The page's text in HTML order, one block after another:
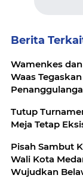
Berita
Wamenkes
Waas
Tutup
Meja Tetap
Pisah Sambut
Wali Kota
Wujudkan